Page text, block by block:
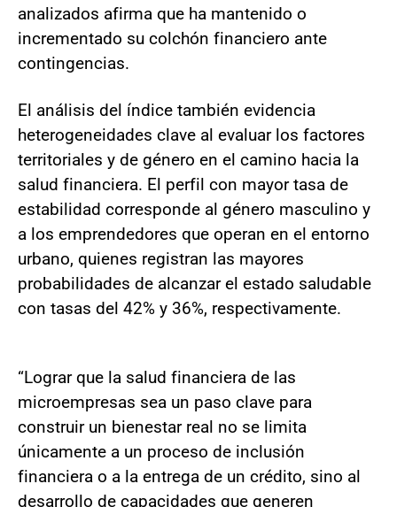
analizados afirma que ha mantenido o
incrementado su colchón financiero ante
contingencias.
El análisis del índice también evidencia
heterogeneidades clave al evaluar los factores
territoriales y de género en el camino hacia la
salud financiera. El perfil con mayor tasa de
estabilidad corresponde al género masculino y
a los emprendedores que operan en el entorno
urbano, quienes registran las mayores
probabilidades de alcanzar el estado saludable
con tasas del 42% y 36%, respectivamente.
“Lograr que la salud financiera de las
microempresas sea un paso clave para
construir un bienestar real no se limita
únicamente a un proceso de inclusión
financiera o a la entrega de un crédito, sino al
desarrollo de capacidades que generen